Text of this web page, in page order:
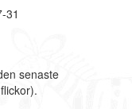
31
senaste